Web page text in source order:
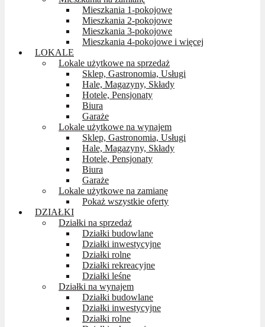
Mieszkania 1-pokojowe
Mieszkania 2-pokojowe
Mieszkania 3-pokojowe
Mieszkania 4-pokojowe i więcej
LOKALE
Lokale użytkowe na sprzedaż
Sklep, Gastronomia, Usługi
Hale, Magazyny, Składy
Hotele, Pensjonaty
Biura
Garaże
Lokale użytkowe na wynajem
Sklep, Gastronomia, Usługi
Hale, Magazyny, Składy
Hotele, Pensjonaty
Biura
Garaże
Lokale użytkowe na zamianę
Pokaż wszystkie oferty
DZIAŁKI
Działki na sprzedaż
Działki budowlane
Działki inwestycyjne
Działki rolne
Działki rekreacyjne
Działki leśne
Działki na wynajem
Działki budowlane
Działki inwestycyjne
Działki rolne